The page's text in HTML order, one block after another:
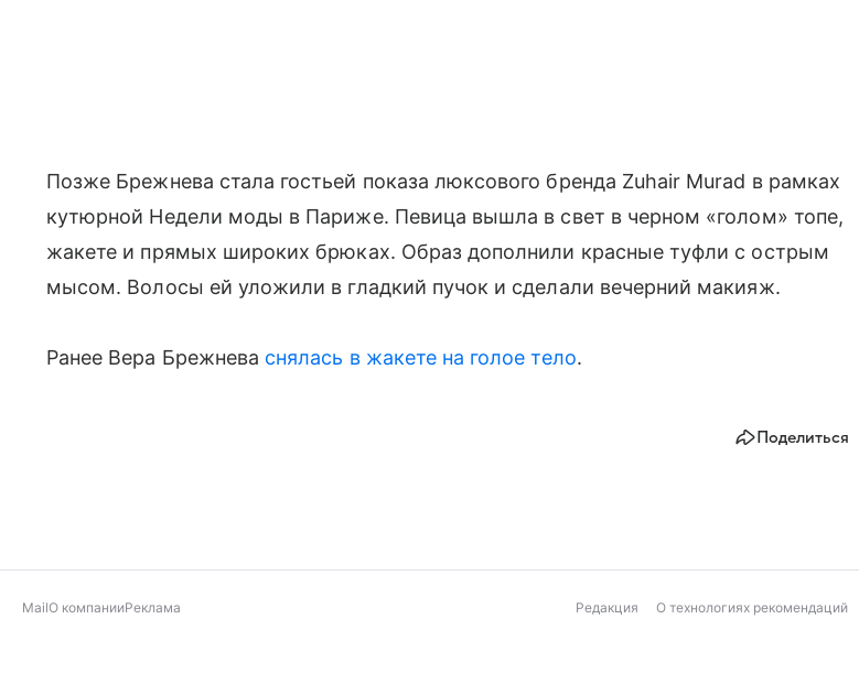
Позже Брежнева стала гостьей показа люксового бренда Zuhair Murad в рамках
кутюрной Недели моды в Париже. Певица вышла в свет в черном «голом» топе,
жакете и прямых широких брюках. Образ дополнили красные туфли с острым
мысом. Волосы ей уложили в гладкий пучок и сделали вечерний макияж.
Ранее Вера Брежнева снялась в жакете на голое тело.
Поделиться
MailО компанииРеклама Редакция О технологиях рекомендаций